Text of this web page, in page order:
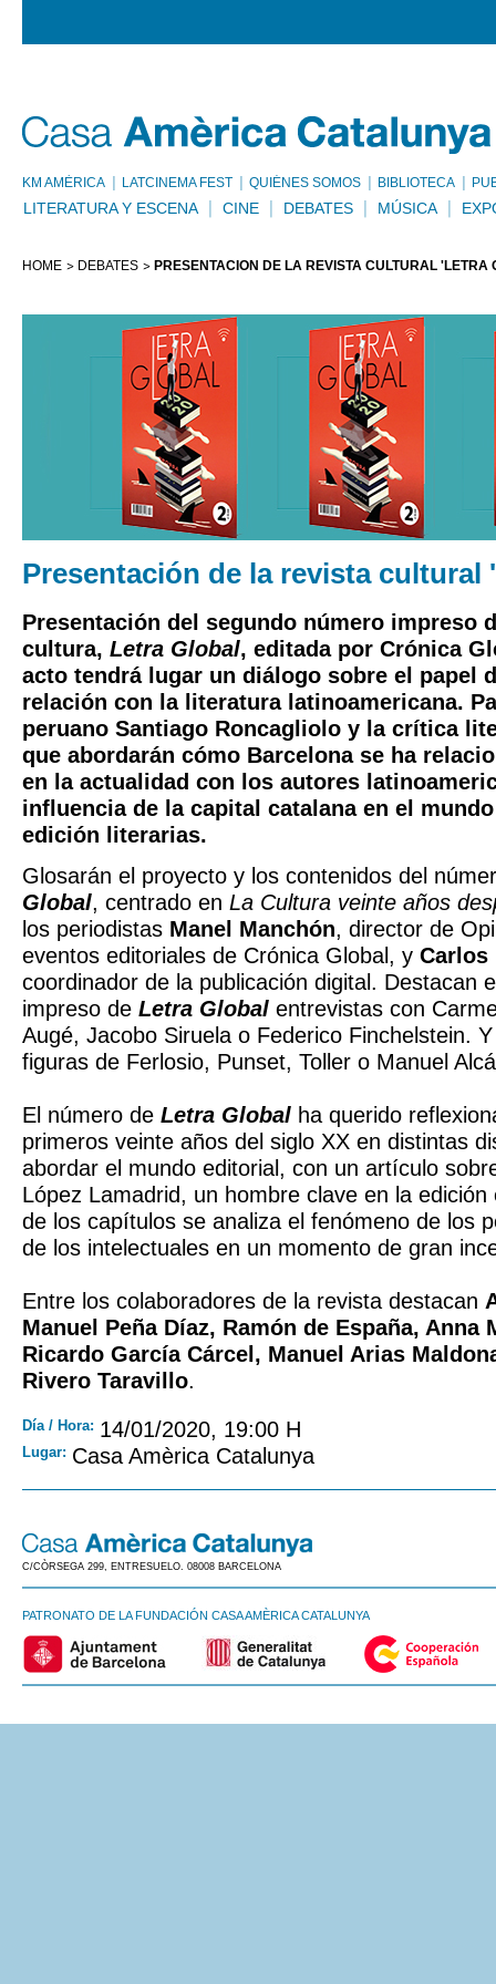
KM AMÈRICA LATCINEMA FEST QUIÉNES SOMOS BIBLIOTECA
LITERATURA Y ESCENA CINE DEBATES MÚSICA
HOME DEBATES PRESENTACIÓN DE LA REVISTA CULTURAL 'LETRA
Presentación de la revista cultural
Presentación del segundo número impreso
cultura, Letra Global, editada por Crónica
acto tendrá lugar un diálogo sobre el papel
relación con la literatura latinoamericana.
peruano Santiago Roncagliolo y la crítica
que abordarán cómo Barcelona se ha
en la actualidad con los autores
influencia de la capital catalana en el
edición literarias.
Glosarán el proyecto y los contenidos del
Global, centrado en La Cultura veinte años
los periodistas Manel Manchón, director de
eventos editoriales de Crónica Global, y Carlos
coordinador de la publicación digital. Destacan
impreso de Letra Global entrevistas con
Augé, Jacobo Siruela o Federico Finchelstein.
figuras de Ferlosio, Punset, Toller o Manuel
El número de Letra Global ha querido
primeros veinte años del siglo XX en distintas
abordar el mundo editorial, con un artículo
López Lamadrid, un hombre clave en la
de los capítulos se analiza el fenómeno de los
de los intelectuales en un momento de gran
Entre los colaboradores de la revista destacan
Manuel Peña Díaz, Ramón de España, Anna
Ricardo García Cárcel, Manuel Arias
Rivero Taravillo.
Día / Hora: 14/01/2020, 19:00 H
Lugar: Casa Amèrica Catalunya
C/CÒRSEGA 299, ENTRESUELO. 08008 BARCELONA
PATRONATO DE LA FUNDACIÓN CASA AMÈRICA CATALUNYA